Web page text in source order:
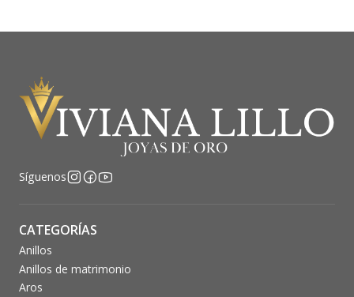
Síguenos
CATEGORÍAS
Anillos
Anillos de matrimonio
Aros